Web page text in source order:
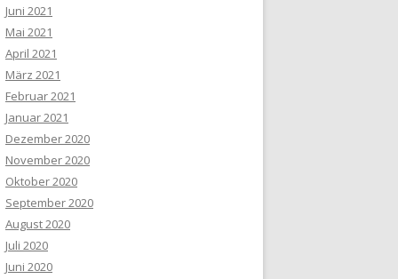
Juni 2021
Mai 2021
April 2021
März 2021
Februar 2021
Januar 2021
Dezember 2020
November 2020
Oktober 2020
September 2020
August 2020
Juli 2020
Juni 2020